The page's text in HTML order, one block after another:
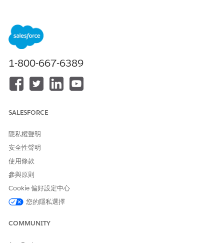
化方式。
要求新電子郵件帳戶 (包含 Microsoft Entra ID)
部署此範本,為員工提供要求新員工或角色特定電子郵件帳戶的
要求共用信箱
要求新增或移除群組成員
或移除成員的標準化方式。
管理 Active Directory 群組成員資格
部署此範本,為員工提供要求變更 Active Directory 群組成員資
格的標準化方式。
要求群組或小組擁有者變更
部署此範本可讓員工以標準化方式要求變更 Microsoft Entra 群
要求散佈清單成員資格更新
1-800-667-6389
SALESFORCE
隱私權聲明
安全性聲明
使用條款
參與原則
Cookie 偏好設定中心
您的隱私選擇
COMMUNITY